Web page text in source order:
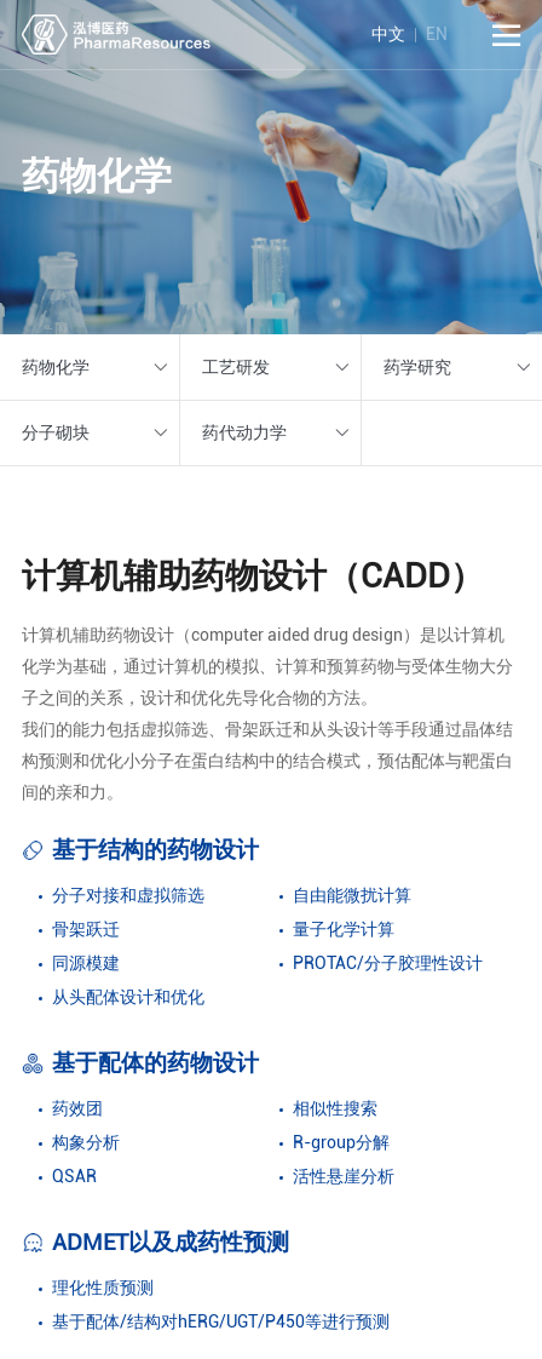
中文 EN 
药物化学
药物化学 工艺研发 药学研究
分子砌块 药代动力学
计算机辅助药物设计（CADD）
计算机辅助药物设计（computer aided drug design）是以计算机
化学为基础，通过计算机的模拟、计算和预算药物与受体生物大分
子之间的关系，设计和优化先导化合物的方法。
我们的能力包括虚拟筛选、骨架跃迁和从头设计等手段通过晶体结
构预测和优化小分子在蛋白结构中的结合模式，预估配体与靶蛋白
间的亲和力。
基于结构的药物设计
分子对接和虚拟筛选
自由能微扰计算
骨架跃迁
量子化学计算
同源模建
PROTAC/分子胶理性设计
从头配体设计和优化
基于配体的药物设计
药效团
相似性搜索
构象分析
R-group分解
QSAR
活性悬崖分析
ADMET以及成药性预测
理化性质预测
基于配体/结构对hERG/UGT/P450等进行预测